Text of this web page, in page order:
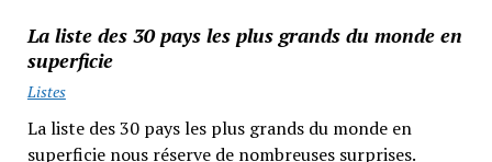
La liste des 30 pays les plus grands du monde en
superficie
Listes
La liste des 30 pays les plus grands du monde en
superficie nous réserve de nombreuses surprises.